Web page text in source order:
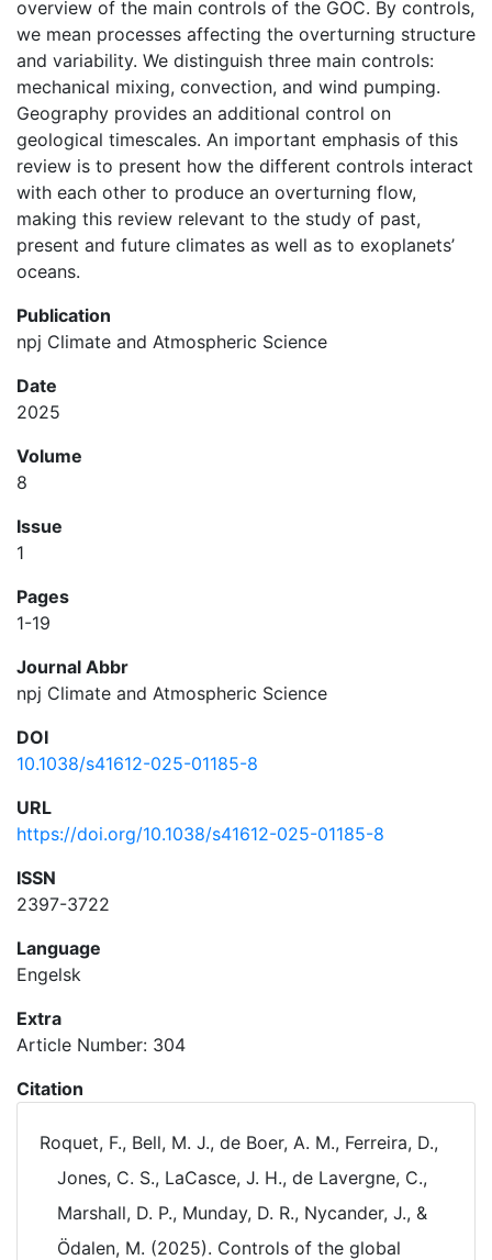
overview of the main controls of the GOC. By controls,
we mean processes affecting the overturning structure
and variability. We distinguish three main controls:
mechanical mixing, convection, and wind pumping.
Geography provides an additional control on
geological timescales. An important emphasis of this
review is to present how the different controls interact
with each other to produce an overturning flow,
making this review relevant to the study of past,
present and future climates as well as to exoplanets’
oceans.
Publication
npj Climate and Atmospheric Science
Date
2025
Volume
8
Issue
1
Pages
1-19
Journal Abbr
npj Climate and Atmospheric Science
DOI
10.1038/s41612-025-01185-8
URL
https://doi.org/10.1038/s41612-025-01185-8
ISSN
2397-3722
Language
Engelsk
Extra
Article Number: 304
Citation
Roquet, F., Bell, M. J., de Boer, A. M., Ferreira, D.,
Jones, C. S., LaCasce, J. H., de Lavergne, C.,
Marshall, D. P., Munday, D. R., Nycander, J., &
Ödalen, M. (2025). Controls of the global